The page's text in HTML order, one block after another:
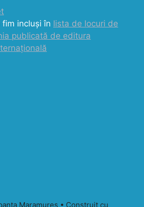
incluși în lista de locuri de
publicată de editura
Maramures • Construit cu